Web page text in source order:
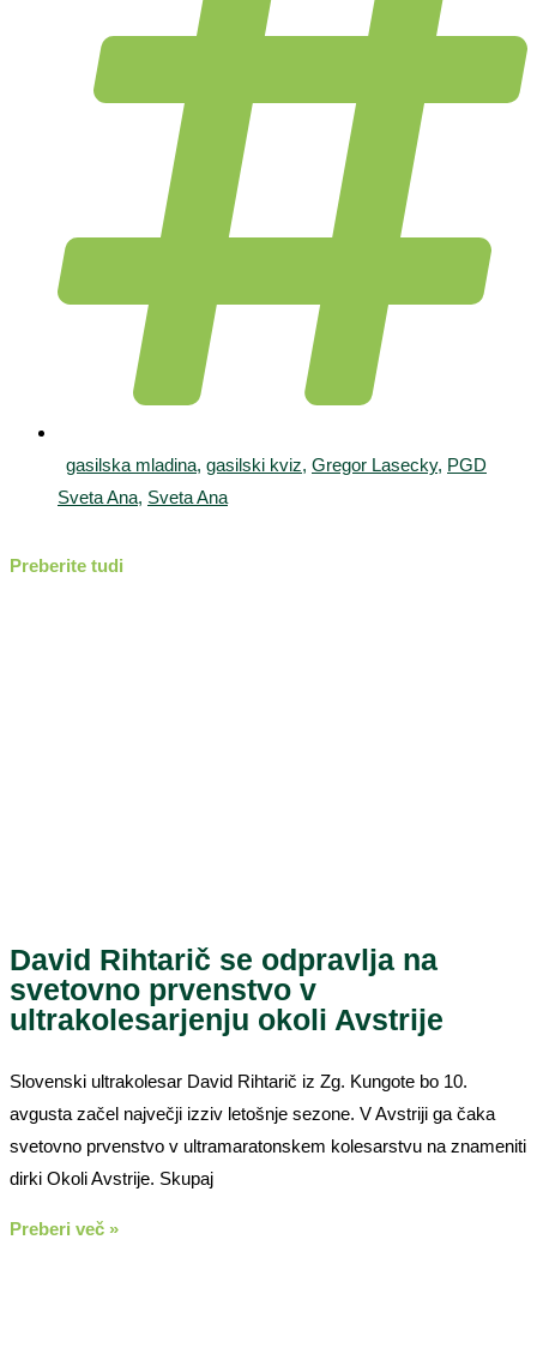
gasilska mladina, gasilski kviz, Gregor Lasecky, PGD
Sveta Ana, Sveta Ana
Preberite tudi
David Rihtarič se odpravlja na
svetovno prvenstvo v
ultrakolesarjenju okoli Avstrije
Slovenski ultrakolesar David Rihtarič iz Zg. Kungote bo 10.
avgusta začel največji izziv letošnje sezone. V Avstriji ga čaka
svetovno prvenstvo v ultramaratonskem kolesarstvu na znameniti
dirki Okoli Avstrije. Skupaj
Preberi več »